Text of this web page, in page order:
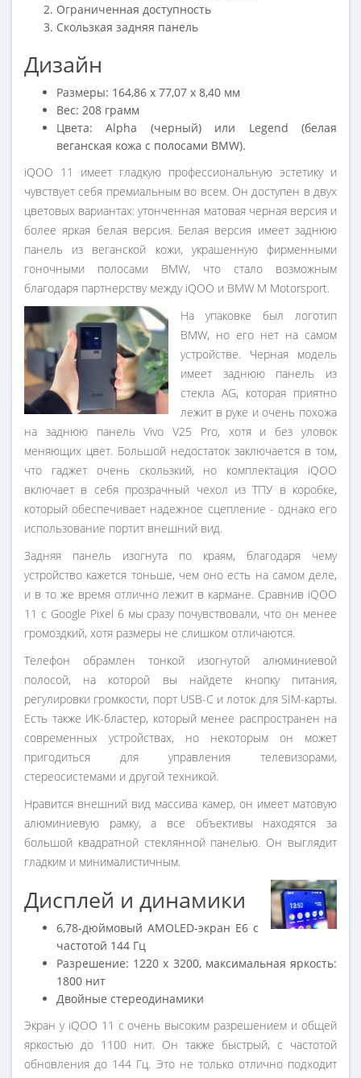
Ограниченная доступность
Скользкая задняя панель
Дизайн
Размеры: 164,86 х 77,07 х 8,40 мм
Вес: 208 грамм
Цвета: Alpha (черный) или Legend (белая
веганская кожа с полосами BMW).
iQOO 11 имеет гладкую профессиональную эстетику и
чувствует себя премиальным во всем. Он доступен в двух
цветовых вариантах: утонченная матовая черная версия и
более яркая белая версия. Белая версия имеет заднюю
панель из веганской кожи, украшенную фирменными
гоночными полосами BMW, что стало возможным
благодаря партнерству между iQOO и BMW M Motorsport.
На упаковке был логотип
BMW, но его нет на самом
устройстве. Черная модель
имеет заднюю панель из
стекла AG, которая приятно
лежит в руке и очень похожа
на заднюю панель Vivo V25 Pro, хотя и без уловок
меняющих цвет. Большой недостаток заключается в том,
что гаджет очень скользкий, но комплектация iQOO
включает в себя прозрачный чехол из ТПУ в коробке,
который обеспечивает надежное сцепление - однако его
использование портит внешний вид.
Задняя панель изогнута по краям, благодаря чему
устройство кажется тоньше, чем оно есть на самом деле,
и в то же время отлично лежит в кармане. Сравнив iQOO
11 с Google Pixel 6 мы сразу почувствовали, что он менее
громоздкий, хотя размеры не слишком отличаются.
Телефон обрамлен тонкой изогнутой алюминиевой
полосой, на которой вы найдете кнопку питания,
регулировки громкости, порт USB-C и лоток для SIM-карты.
Есть также ИК-бластер, который менее распространен на
современных устройствах, но некоторым он может
пригодиться для управления телевизорами,
стереосистемами и другой техникой.
Нравится внешний вид массива камер, он имеет матовую
алюминиевую рамку, а все объективы находятся за
большой квадратной стеклянной панелью. Он выглядит
гладким и минималистичным.
Дисплей и динамики
6,78-дюймовый AMOLED-экран E6 с
частотой 144 Гц
Разрешение: 1220 x 3200, максимальная яркость:
1800 нит
Двойные стереодинамики
Экран у iQOO 11 с очень высоким разрешением и общей
яркостью до 1100 нит. Он также быстрый, с частотой
обновления до 144 Гц. Это не только отлично подходит